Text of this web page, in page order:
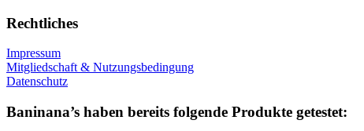
Rechtliches
Impressum
Mitgliedschaft & Nutzungsbedingung
Datenschutz
Baninana’s haben bereits folgende Produkte getestet: